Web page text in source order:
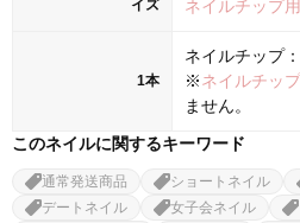
イズ
ネイルチップ
1本
ネイルチップ
※ネイルチッ
ません。
このネイルに関するキーワード
通常発送商品 ショートネイル
デートネイル
女子会ネイル